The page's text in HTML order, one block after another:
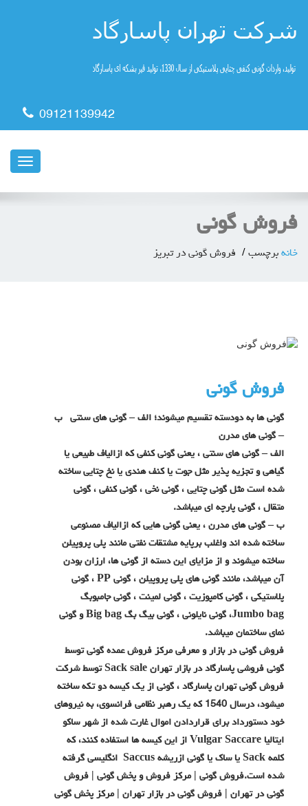
09121139942
ناوبری
فروش گونی
خانه برچسب فروش گونی در تبریز
فروش گونی
گونی ها به دودسته تقسیم میشوند؛ الف – گونی های سنتی ب
– گونی های مدرن
الف – گونی های سنتی ، یعنی گونی کنفی که ازالیاف طبیعی یا
گیاهی و تجزیه پذیر مثل جوت یا کنف هندی یا نخ چتایی ساخته
شده است مثل گونی چتایی ، گونی نخی ، گونی کنفی ، گونی
متقال ، گونی پارچه ای میباشد.
ب – گونی های مدرن ، یعنی گونی هایی که ازالیاف مصنوعی
ساخته شده اند واغلب برپایه مشتقات نفتی مانند پلی پروپیلن
ساخته میشوند و از مزایای این دسته از گونی ها، ارزان بودن
آن میباشد، مانند گونی های پلی پروپیلن ، گونی PP ، گونی
پلاستیکی ، گونی کامپوزیت ، گونی لمینت ، گونی جامبوبگ
Jumbo bag، گونی نایلونی ، گونی بیگ بگ Big bag و گونی
نمای ساختمان میباشد.
فروش گونی در بازار و معرفی مرکز فروش عمده گونی توسط
گونی فروشی پاسارگاد در بازار تهران Sack sale توسط شرکت
فروش گونی تهران پاسارگاد ، گونی از یک کیسه دو تکه ساخته
میشود، درسال 1540 که یک رهبر نظامی فرانسوی، به نیروهای
خود دستورداد برای قراردادن اموال غارت شده از شهر ساکو
ایتالیا Vulgar Saccare از این کیسه ها استفاده کنند، که
کلمه Sack یا ساک یا گونی ازریشه Saccus انگلیسی گرفته
شده است.فروش گونی | مرکز فروش و پخش گونی | فروش
گونی در تهران | فروش گونی در بازار تهران | مرکز پخش گونی